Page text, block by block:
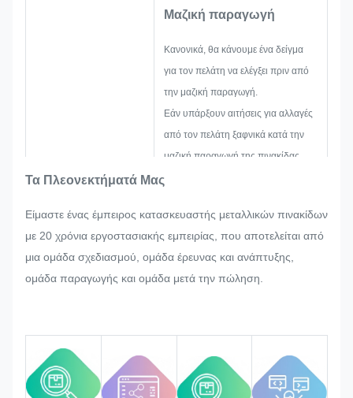
Μαζική παραγωγή
Κανονικά, θα κάνουμε ένα δείγμα
για τον πελάτη να ελέγξει πριν από
την μαζική παραγωγή.
Εάν υπάρξουν αιτήσεις για αλλαγές
από τον πελάτη ξαφνικά κατά την
μαζική παραγωγή της πινακίδας,
θα προσπαθήσουμε με κάθε
δυνατότητα να τις ικανοποιήσουμε,
αν αυτό μπορεί να τροποποιηθεί.
Θα παρακολουθούμε και θα
ποιότητας.
Τα Πλεονεκτήματά Μας
Είμαστε ένας έμπειρος κατασκευαστής μεταλλικών πινακίδων
με 20 χρόνια εργοστασιακής εμπειρίας, που αποτελείται από
μια ομάδα σχεδιασμού, ομάδα έρευνας και ανάπτυξης,
ομάδα παραγωγής και ομάδα μετά την πώληση.